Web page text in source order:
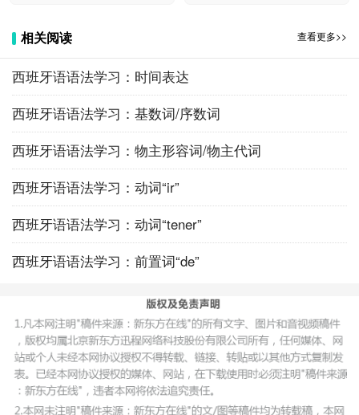
相关阅读 查看更多>>
西班牙语语法学习：时间表达
西班牙语语法学习：基数词/序数词
西班牙语语法学习：物主形容词/物主代词
西班牙语语法学习：动词“ir”
西班牙语语法学习：动词“tener”
西班牙语语法学习：前置词“de”